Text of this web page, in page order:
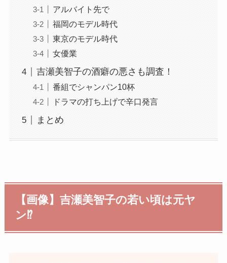
アルバイト先で
福岡のモデル時代
東京のモデル時代
女優業
吉瀬美智子の酒癖の悪さも調査！
番組でシャンパン10杯
ドラマの打ち上げで辛口発言
まとめ
【画像】吉瀬美智子の若い頃は元ヤ
ン⁉︎